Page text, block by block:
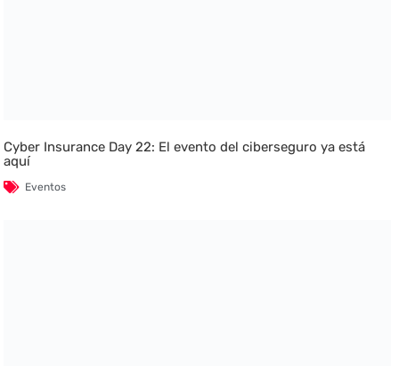
Cyber Insurance Day 22: El evento del ciberseguro ya está
aquí
Eventos